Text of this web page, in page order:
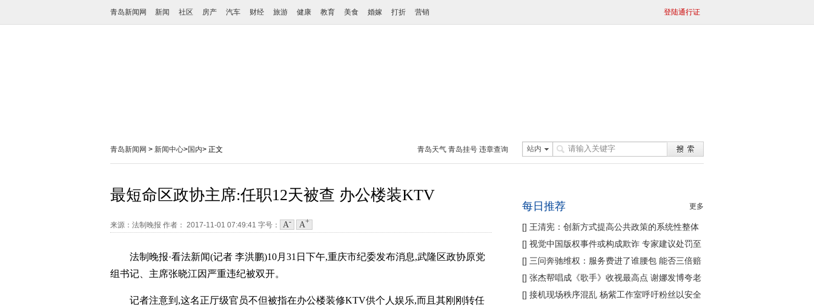
登陆通行证
青岛新闻网 新闻 社区 房产 汽车 财经 旅游 健康 教育 美食 婚嫁 打折 营销
站内
青岛天气 青岛挂号 违章查询
青岛新闻网 > 新闻中心>国内> 正文
最短命区政协主席:任职12天被查 办公楼装KTV
来源：法制晚报 作者： 2017-11-01 07:49:41 字号： A- A+
法制晚报·看法新闻(记者 李洪鹏)10月31日下午,重庆市纪委发布消息,武隆区政协原党
组书记、主席张晓江因严重违纪被双开。
记者注意到,这名正厅级官员不但被指在办公楼装修KTV供个人娱乐,而且其刚刚转任
每日推荐 更多
[] 王清宪：创新方式提高公共政策的系统性整体
性协同性
[] 视觉中国版权事件或构成欺诈 专家建议处罚至
痛
[] 三问奔驰维权：服务费进了谁腰包 能否三倍赔
偿
[] 张杰帮唱成《歌手》收视最高点 谢娜发博夸老
公
[] 接机现场秩序混乱 杨紫工作室呼吁粉丝以安全